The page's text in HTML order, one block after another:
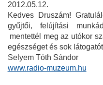
2012.05.12.
Kedves Druszám!
gyűjtői, felújítási
mentettél meg az utókor
egészséget és sok
Selyem Tóth Sándor
www.radio-muzeum.hu